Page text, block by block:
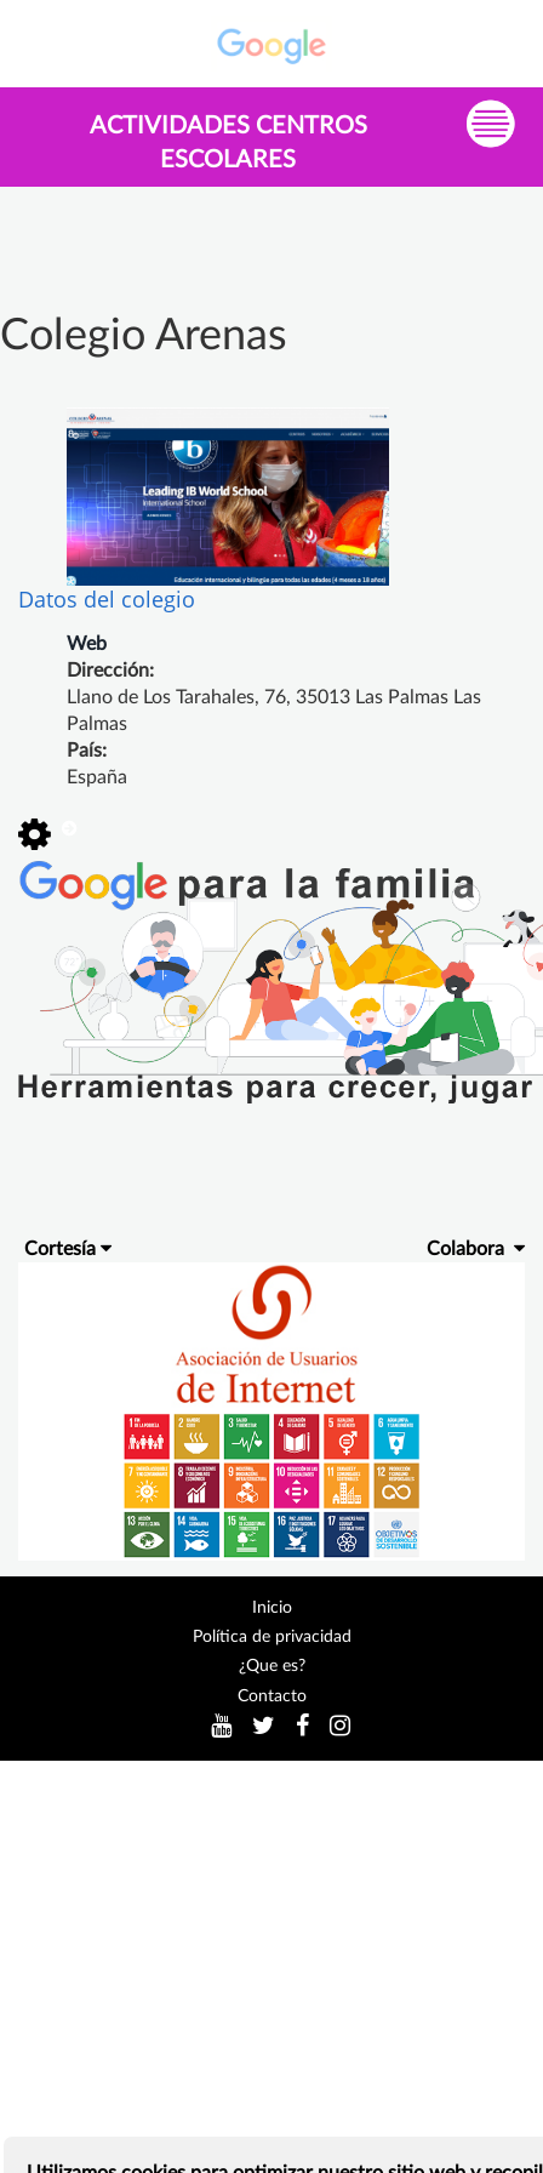
ACTIVIDADES CENTROS
ESCOLARES
Colegio Arenas
Datos del colegio
Web
Dirección:
Llano de Los Tarahales, 76, 35013 Las Palmas Las
Palmas
País:
España
Cortesía Colabora
Inicio
Política de privacidad
¿Que es?
Contacto